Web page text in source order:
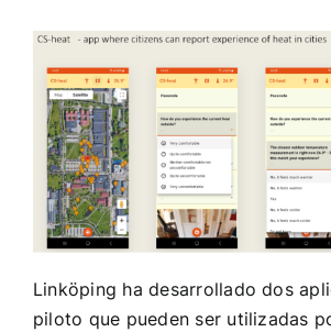
Linköping ha desarrollado dos
piloto que pueden ser utilizadas